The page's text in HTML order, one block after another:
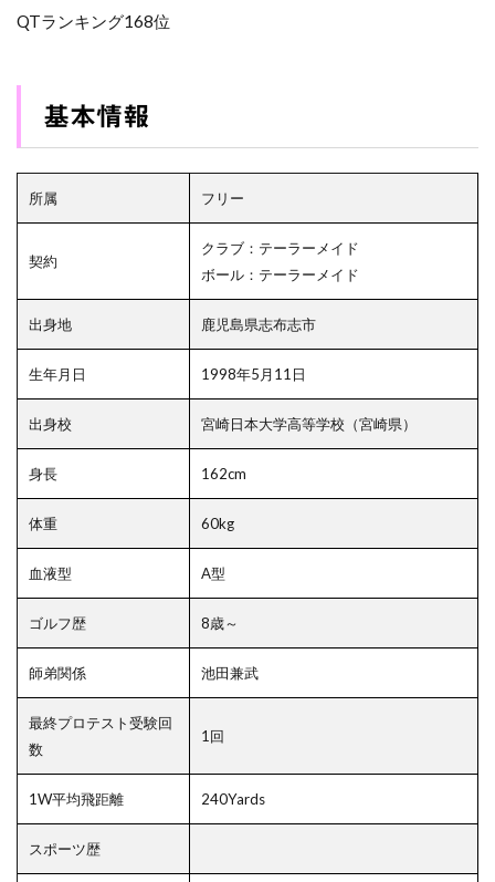
QTランキング168位
基本情報
所属 フリー
契約
クラブ：テーラーメイド
ボール：テーラーメイド
出身地 鹿児島県志布志市
生年月日 1998年5月11日
出身校 宮崎日本大学高等学校（宮崎県）
身長 162cm
体重 60kg
血液型 A型
ゴルフ歴 8歳～
師弟関係 池田兼武
最終プロテスト受験回
数
1回
1W平均飛距離 240Yards
スポーツ歴